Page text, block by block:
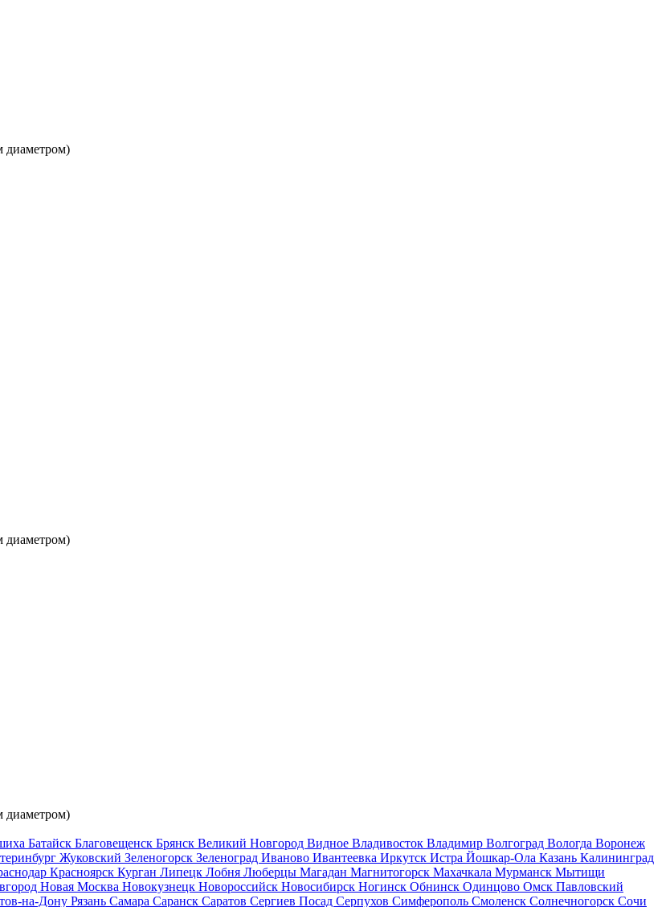
диаметром)
диаметром)
диаметром)
Батайск Благовещенск Брянск Великий Новгород Видное Владивосток Владимир Волгоград Вологда Воронеж
Жуковский Зеленогорск Зеленоград Иваново Ивантеевка Иркутск Истра Йошкар-Ола Казань Калининград
Красноярск Курган Липецк Лобня Люберцы Магадан Магнитогорск Махачкала Мурманск Мытищи
Новая Москва Новокузнецк Новороссийск Новосибирск Ногинск Обнинск Одинцово Омск Павловский
на-Дону Рязань Самара Саранск Саратов Сергиев Посад Серпухов Симферополь Смоленск Солнечногорск Сочи